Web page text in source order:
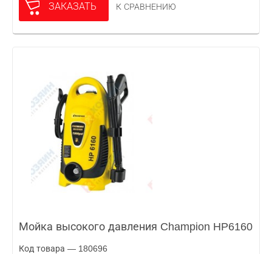
ЗАКАЗАТЬ К СРАВНЕНИЮ
Мойка высокого давления Champion HP6160
Код товара — 180696